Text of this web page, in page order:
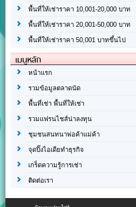
พื้นที่ให้เช่าราคา 10,001-20,000 บาท
พื้นที่ให้เช่าราคา 20,001-50,000 บาท
พื้นที่ให้เช่าราคา 50,001 บาทขึ้นไป
เมนูหลัก
หน้าแรก
รวมข้อมูลตลาดนัด
พื้นที่เช่า พื้นที่ให้เช่า
รวมแฟรนไชส์น่าลงทุน
ชุมชนสนทนาพ่อค้าแม่ค้า
จุดปิ๊งไอเดียทำธุรกิจ
เกร็ดความรู้การเช่า
ติดต่อเรา